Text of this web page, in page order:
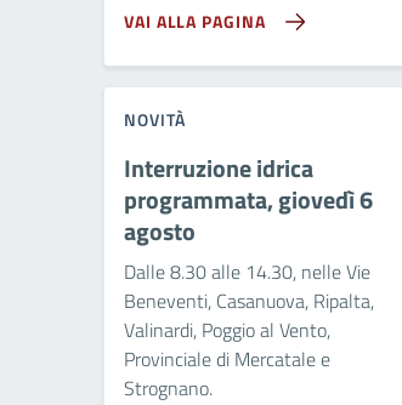
VAI ALLA PAGINA
NOVITÀ
Interruzione idrica
programmata, giovedì 6
agosto
Dalle 8.30 alle 14.30, nelle Vie
Beneventi, Casanuova, Ripalta,
Valinardi, Poggio al Vento,
Provinciale di Mercatale e
Strognano.